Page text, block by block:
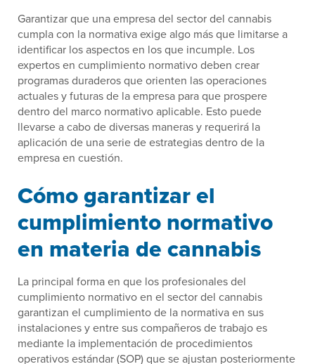
Garantizar que una empresa del sector del cannabis
cumpla con la normativa exige algo más que limitarse a
identificar los aspectos en los que incumple. Los
expertos en cumplimiento normativo deben crear
programas duraderos que orienten las operaciones
actuales y futuras de la empresa para que prospere
dentro del marco normativo aplicable. Esto puede
llevarse a cabo de diversas maneras y requerirá la
aplicación de una serie de estrategias dentro de la
empresa en cuestión.
Cómo garantizar el
cumplimiento normativo
en materia de cannabis
La principal forma en que los profesionales del
cumplimiento normativo en el sector del cannabis
garantizan el cumplimiento de la normativa en sus
instalaciones y entre sus compañeros de trabajo es
mediante la implementación de procedimientos
operativos estándar (SOP) que se ajustan posteriormente